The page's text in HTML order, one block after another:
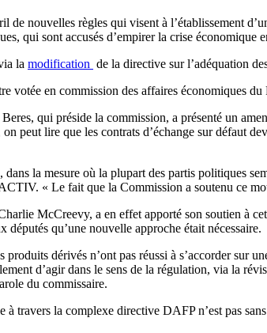
de nouvelles règles qui visent à l’établissement
qui sont accusés d’empirer la crise
la modification de la directive sur l’adéquation
votée en commission des affaires économiques
qui préside la commission, a présenté un
on peut lire que les contrats d’échange sur défaut
dans la mesure où la plupart des partis politiques
« Le fait que la Commission a soutenu ce
McCreevy, a en effet apporté son soutien à
qu’une nouvelle approche était nécessaire.
dérivés n’ont pas réussi à s’accorder sur
d’agir dans le sens de la régulation, via la
du commissaire.
travers la complexe directive DAFP n’est pas